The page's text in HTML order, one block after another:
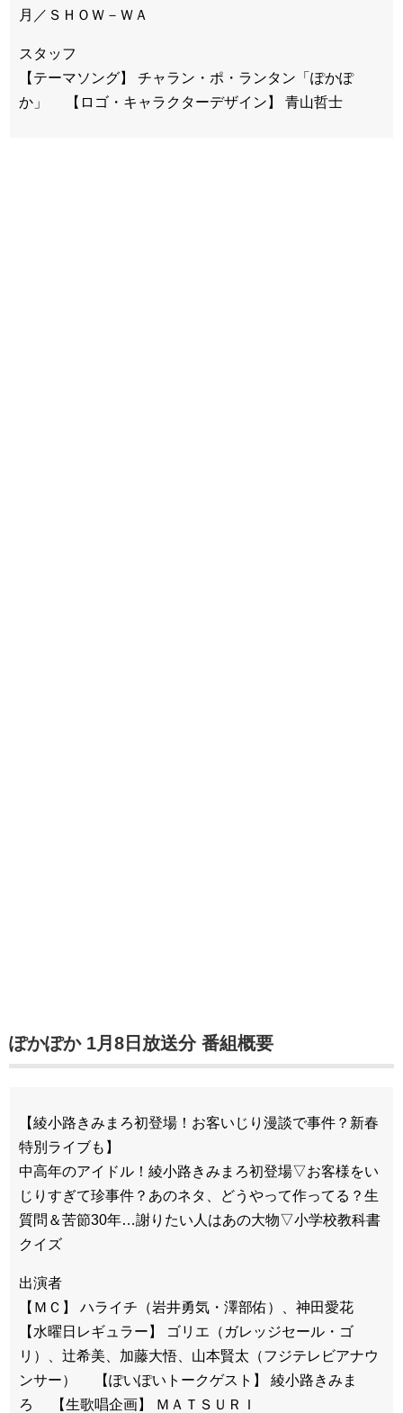
月／ＳＨＯＷ－ＷＡ
スタッフ
【テーマソング】 チャラン・ポ・ランタン「ぽかぽ
か」 【ロゴ・キャラクターデザイン】 青山哲士
ぽかぽか 1月8日放送分 番組概要
【綾小路きみまろ初登場！お客いじり漫談で事件？新春
特別ライブも】
中高年のアイドル！綾小路きみまろ初登場▽お客様をい
じりすぎて珍事件？あのネタ、どうやって作ってる？生
質問＆苦節30年…謝りたい人はあの大物▽小学校教科書
クイズ
出演者
【ＭＣ】 ハライチ（岩井勇気・澤部佑）、神田愛花
【水曜日レギュラー】 ゴリエ（ガレッジセール・ゴ
リ）、辻希美、加藤大悟、山本賢太（フジテレビアナウ
ンサー） 【ぽいぽいトークゲスト】 綾小路きみま
ろ 【生歌唱企画】 ＭＡＴＳＵＲＩ